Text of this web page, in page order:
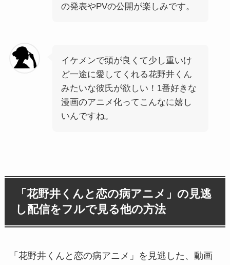
の発表やPVの公開が楽しみです。
イケメンで頭が良くて少し重いけ
ど一途に愛してくれる花野井くん
みたいな彼氏が欲しい！1番好きな
漫画のアニメ化ってこんなに嬉し
いんですね。
「花野井くんと恋の病アニメ」の見逃
し配信をフルで見る他の方法
「花野井くんと恋の病アニメ」を見逃した、動画